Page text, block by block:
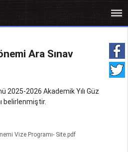
bars
Ara Sınav
2025-2026 Akademik Yılı Güz
belirlenmiştir.
Vize Programı- Site.pdf